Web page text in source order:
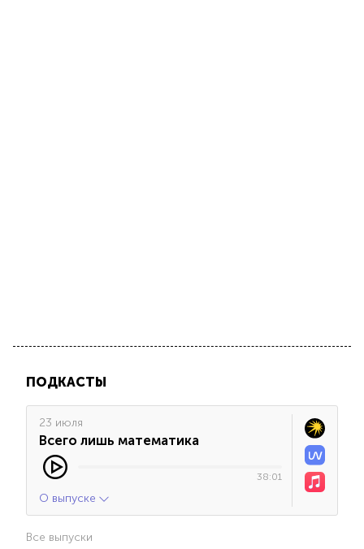
ПОДКАСТЫ
23 июля
Всего лишь математика
38:01
О выпуске
Все выпуски